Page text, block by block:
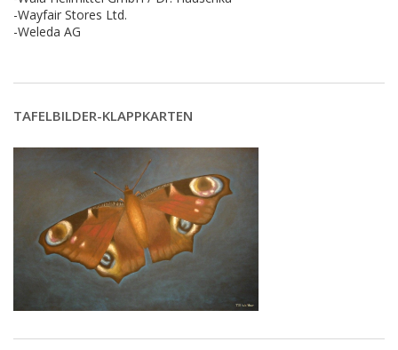
-Wayfair Stores Ltd.
-Weleda AG
TAFELBILDER-KLAPPKARTEN